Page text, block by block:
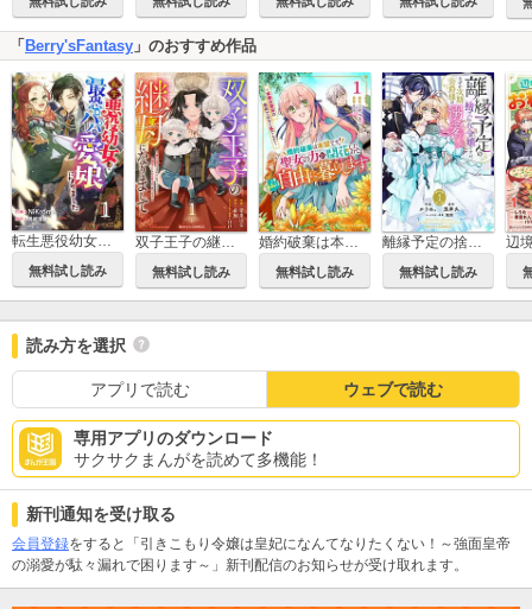
「 Berry'sFantasy 」のおすすめ作品
転生悪役幼女は最恐パパの愛娘になりました
無料試し読み
双子王子の継母になりまして～嫌われ悪女ですが、そんなことより義息子たちが可愛すぎて困ります～
無料試し読み
婚約破棄は本望です！聖女の力が開花したので私は自由に暮らします～本物の聖女は義姉ではなく私でした～
無料試し読み
離縁予定の捨てられ令嬢ですが、なぜか次期公爵様の溺愛が始まりました
無料試し読み
読み方を選択
アプリで読む ウェブで読む
専用アプリのダウンロード
サクサクまんがを読めて多機能！
新刊通知を受け取る
会員登録をすると「引きこもり令嬢は皇妃になんてなりたくない！～強面皇帝
の溺愛が駄々漏れで困ります～」新刊配信のお知らせが受け取れます。